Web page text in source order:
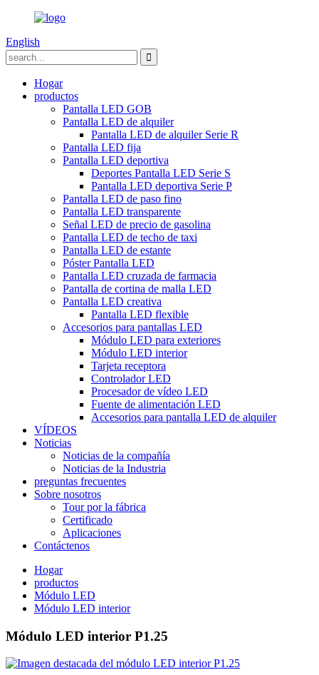
English
Hogar
productos
Pantalla LED GOB
Pantalla LED de alquiler
Pantalla LED de alquiler Serie R
Pantalla LED fija
Pantalla LED deportiva
Deportes Pantalla LED Serie S
Pantalla LED deportiva Serie P
Pantalla LED de paso fino
Pantalla LED transparente
Señal LED de precio de gasolina
Pantalla LED de techo de taxi
Pantalla LED de estante
Póster Pantalla LED
Pantalla LED cruzada de farmacia
Pantalla de cortina de malla LED
Pantalla LED creativa
Pantalla LED flexible
Accesorios para pantallas LED
Módulo LED para exteriores
Módulo LED interior
Tarjeta receptora
Controlador LED
Procesador de vídeo LED
Fuente de alimentación LED
Accesorios para pantalla LED de alquiler
VÍDEOS
Noticias
Noticias de la compañía
Noticias de la Industria
preguntas frecuentes
Sobre nosotros
Tour por la fábrica
Certificado
Aplicaciones
Contáctenos
Hogar
productos
Módulo LED
Módulo LED interior
Módulo LED interior P1.25